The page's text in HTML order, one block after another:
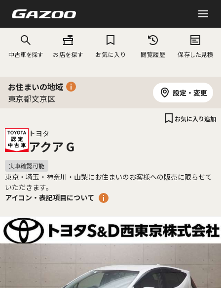
中古車を探す お店を探す お気に入り 閲覧履歴 保存した見積
お住まいの地域
東京都文京区
設定・変更
トヨタ
アクア G
お気に入り追加
東京・埼玉・神奈川・山梨にお住まいのお客様への販売に限らせて
いただきます。
アイコン・表記項目について